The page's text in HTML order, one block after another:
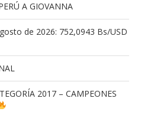
A GIOVANNA
de 2026: 752,0943 Bs/USD
2017 – CAMPEONES